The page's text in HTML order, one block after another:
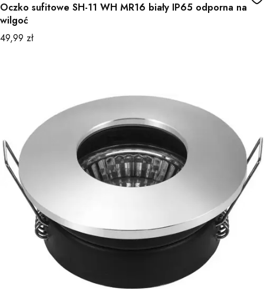
Oczko sufitowe SH-11 WH MR16 biały IP65 odporna na
wilgoć
Cena
49,99 zł